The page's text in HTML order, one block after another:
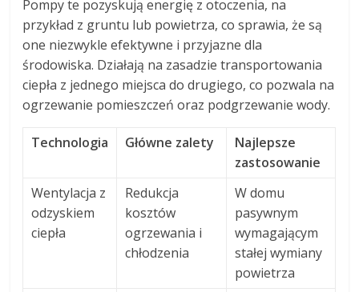
Pompy te pozyskują energię z otoczenia, na
przykład z gruntu lub powietrza, co sprawia, że są
one niezwykle efektywne i przyjazne dla
środowiska. Działają na zasadzie transportowania
ciepła z jednego miejsca do drugiego, co pozwala na
ogrzewanie pomieszczeń oraz podgrzewanie wody.
Technologia Główne zalety
Najlepsze
zastosowanie
Wentylacja z
odzyskiem
ciepła
Redukcja
kosztów
ogrzewania i
chłodzenia
W domu
pasywnym
wymagającym
stałej wymiany
powietrza